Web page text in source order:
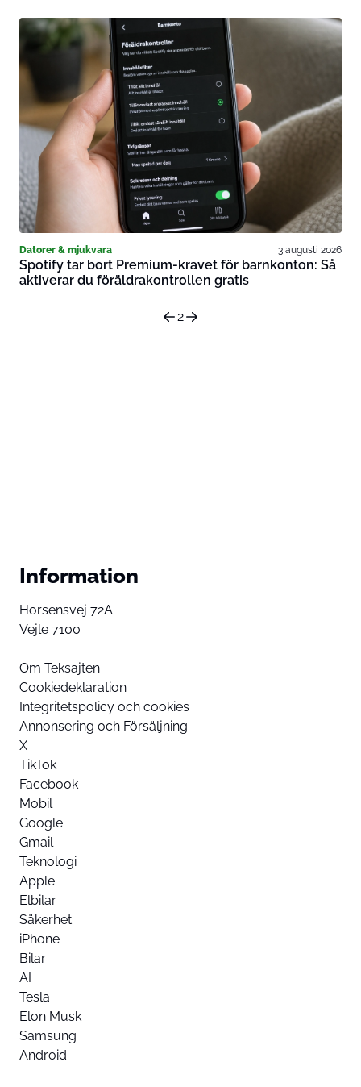
Datorer & mjukvara 3 augusti 2026
Spotify tar bort Premium-kravet för barnkonton: Så
aktiverar du föräldrakontrollen gratis
2
Information
Horsensvej 72A
Vejle 7100
Om Teksajten
Cookiedeklaration
Integritetspolicy och cookies
Annonsering och Försäljning
X
TikTok
Facebook
Mobil
Google
Gmail
Teknologi
Apple
Elbilar
Säkerhet
iPhone
Bilar
AI
Tesla
Elon Musk
Samsung
Android